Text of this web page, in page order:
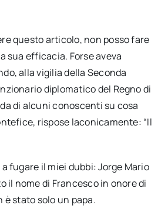
questo articolo, non posso fare
sua efficacia. Forse aveva
alla vigilia della Seconda
diplomatico del Regno di
di alcuni conoscenti su cosa
rispose laconicamente: “Il
fugare il miei dubbi: Jorge Mario
il nome di Francesco in onore di
è stato solo un papa.